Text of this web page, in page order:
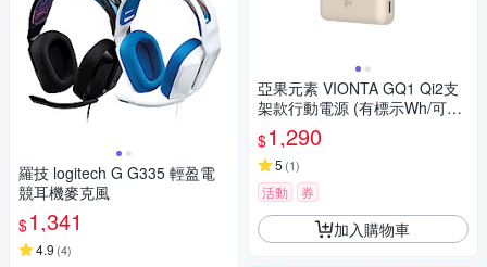
羅技 logitech G G335 輕盈電
競耳機麥克風
$1,341
4.9 (4)
亞果元素 VIONTA GQ1 Qi2支
架款行動電源 (有標示Wh/可上
飛機)
$1,290
5 (1)
活動 券
加入購物車